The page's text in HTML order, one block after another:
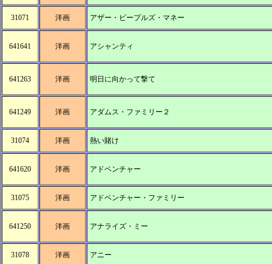
31071 洋画 アザー・ピープルズ・マネー
641641 洋画 アシャンティ
641263 洋画 明日に向かって撃て
641249 洋画 アダムス・ファミリー２
31074 洋画 熱い賭け
641620 洋画 アドベンチャー
31075 洋画 アドベンチャー・ファミリー
641250 洋画 アナライズ・ミー
31078 洋画 アニー